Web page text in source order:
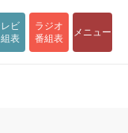
ビ
表
ラジオ
番組表
メニュー